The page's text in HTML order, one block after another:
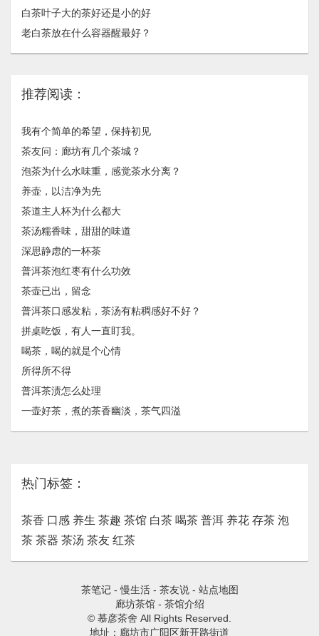
白茶叶子大的茶好还是小的好
老白茶放在什么容器醒最好？
推荐阅读：
我有个简单的希望，保持初见
茶友问：廊坊有几个茶城？
泡茶为什么水味重，感觉茶水分离？
养壶，以洁净为先
茶道主人杯为什么都大
茶汤糯香味，甜甜的味道
深思静虑的一杯茶
普洱茶泡红枣有什么功效
茶壶已出，留念
普洱茶口感发粘，茶汤有粘稠感好不好？
拼桌吃饭，有人一直盯我。
喝茶，喝的就是个心情
所得所不得
普洱茶渍怎么处理
一壶好茶，煮的茶香幽淡，茶气四溢
热门标签：
茶香 口感 养生 茶趣 茶馆 白茶 喝茶 普洱 养花 存茶 泡
茶 茶器 茶汤 茶友 红茶
茶笔记-慢生活- 茶友说- 站点地图
廊坊茶馆- 茶馆介绍
© 慕彦茶舍 All Rights Reserved.
地址：廊坊市广阳区新开路街道